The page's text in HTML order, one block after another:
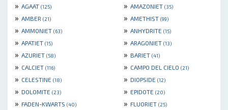
» AGAAT (125) » AMAZONIET (35)
» AMBER (21) » AMETHIST (99)
» AMMONIET (63) » ANHYDRITE (15)
» APATIET (15) » ARAGONIET (13)
» AZURIET (58) » BARIET (41)
» CALCIET (116) » CAMPO DEL CIELO (21)
» CELESTINE (18) » DIOPSIDE (12)
» DOLOMITE (23) » EPIDOTE (20)
» FADEN-KWARTS (40) » FLUORIET (25)